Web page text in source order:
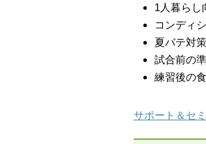
1人暮ら
コンディ
夏バテ対策
試合前の
練習後の
サポート＆セ